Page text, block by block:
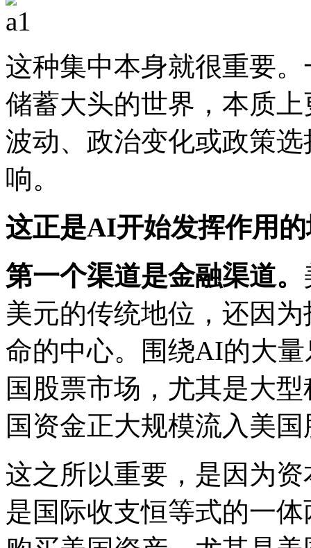
这种集中本身就很重要
储蓄大头的世界，本质
波动、政治变化或政策
响。
这正是AI开始发挥作用
第一个渠道是金融渠道。
美元的传统地位，还因
命的中心。围绕AI的大
国股票市场，尤其是大
国资金正大规模流入美
这之所以重要，是因为
是国际收支恒等式的一